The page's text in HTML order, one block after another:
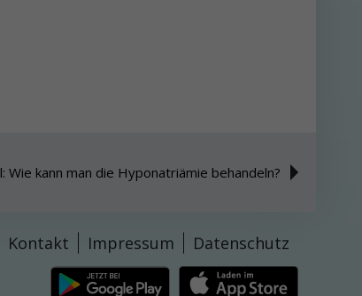
Wie kann man die Hyponatriämie behandeln?
Kontakt Impressum Datenschutz